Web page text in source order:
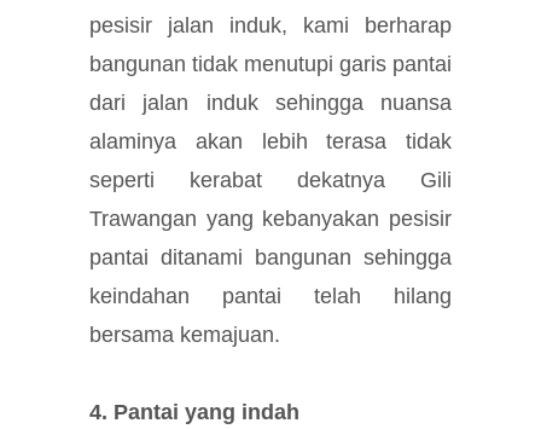
pesisir jalan induk, kami berharap
bangunan tidak menutupi garis pantai
dari jalan induk sehingga nuansa
alaminya akan lebih terasa tidak
seperti kerabat dekatnya Gili
Trawangan yang kebanyakan pesisir
pantai ditanami bangunan sehingga
keindahan pantai telah hilang
bersama kemajuan.
4. Pantai yang indah